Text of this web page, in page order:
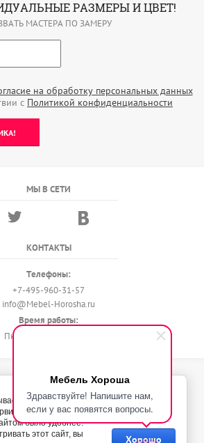
Мебель Хороша
Здравствуйте! Напишите нам,
если у вас появятся вопросы.
РАЗМЕРЫ И ЦВЕТ!
МАСТЕРА ПО ЗАМЕРУ
на обработку персональных данных
с Политикой конфиденциальности
МЫ В СЕТИ
КОНТАКТЫ
Телефоны:
+7-495-960-31-57
info@Mebel-Horosha.ru
Время работы:
Пн - Вс с 9:00 до 22:00
2018 - 2026 Мебель-Хороша
конфиденциальности
Cookies с целью
и чтобы
было удобнее.
этот сайт, вы
Хорошо